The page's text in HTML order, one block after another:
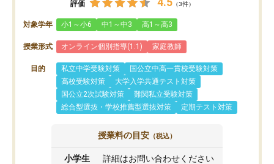
評価 （3件）
対象学年 小1～小6 中1～中3 高1～高3
授業形式 オンライン個別指導(1:1) 家庭教師
目的 私立中学受験対策
国公立中高一貫校受験対策
高校受験対策
大学入学共通テスト対策
国公立2次試験対策
難関私立受験対策
総合型選抜・学校推薦型選抜対策
定期テスト対策
授業料の目安 （税込）
小学生 詳細はお問い合わせください